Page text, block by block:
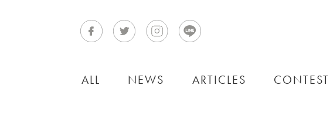
ALL NEWS ARTICLES CONTEST